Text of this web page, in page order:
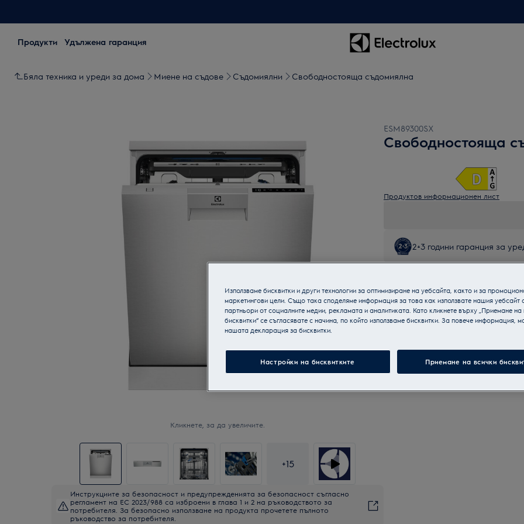
Продукти Удължена гаранция
Бяла техника и уреди за дома Миене на съдове Съдомиялни Свoбодностояща съдомиялна
Кликнете, за да увеличите.
+15
Инструкциите за безопасност и предупрежденията за безопасност съгласно
регламент на ЕС 2023/988 са изброени в глава 1 и 2 на ръководството за
потребителя. За безопасно използване на продукта прочетете пълното
ръководство за потребителя.
ESM89300SX
Свoбодностояща
Продуктов информационен лист
2+3 години гаранция за
Използваме бисквитки и други технологии за оптимизиране на уебсайта, както и за
маркетингови цели. Също така споделяме информация за това как използвате нашия уебсайт
партньори от социалните медии, рекламата и аналитиката. Като кликнете върху „Приемане на
бисквитки“ се съгласявате с начина, по който използваме бисквитки. За повече информация,
нашата декларация за бисквитки.
Настройки на бисквитките Приемане на всички